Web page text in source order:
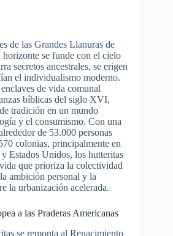
de las Grandes Llanuras de
se funde con el cielo
secretos ancestrales, se erigen
el individualismo moderno.
de vida comunal
bíblicas del siglo XVI,
tradición en un mundo
y el consumismo. Con una
de 53.000 personas
colonias, principalmente en
y Estados Unidos, los hutteritas
que prioriza la colectividad
ambición personal y la
la urbanización acelerada.
a las Praderas Americanas
se remonta al Renacimiento